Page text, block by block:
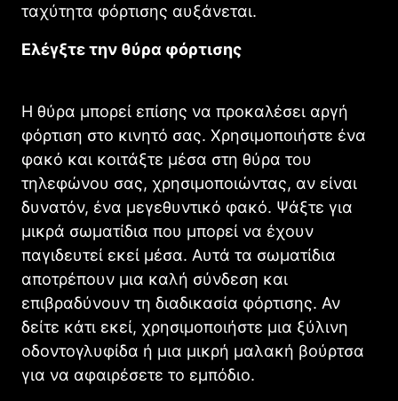
ταχύτητα φόρτισης αυξάνεται.
Ελέγξτε την θύρα φόρτισης
Η θύρα μπορεί επίσης να προκαλέσει αργή
φόρτιση στο κινητό σας. Χρησιμοποιήστε ένα
φακό και κοιτάξτε μέσα στη θύρα του
τηλεφώνου σας, χρησιμοποιώντας, αν είναι
δυνατόν, ένα μεγεθυντικό φακό. Ψάξτε για
μικρά σωματίδια που μπορεί να έχουν
παγιδευτεί εκεί μέσα. Αυτά τα σωματίδια
αποτρέπουν μια καλή σύνδεση και
επιβραδύνουν τη διαδικασία φόρτισης. Αν
δείτε κάτι εκεί, χρησιμοποιήστε μια ξύλινη
οδοντογλυφίδα ή μια μικρή μαλακή βούρτσα
για να αφαιρέσετε το εμπόδιο.